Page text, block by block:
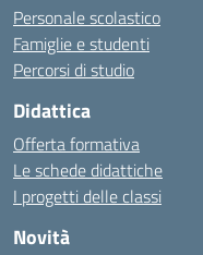
Personale scolastico
Famiglie e studenti
Percorsi di studio
Didattica
Offerta formativa
Le schede didattiche
I progetti delle classi
Novità